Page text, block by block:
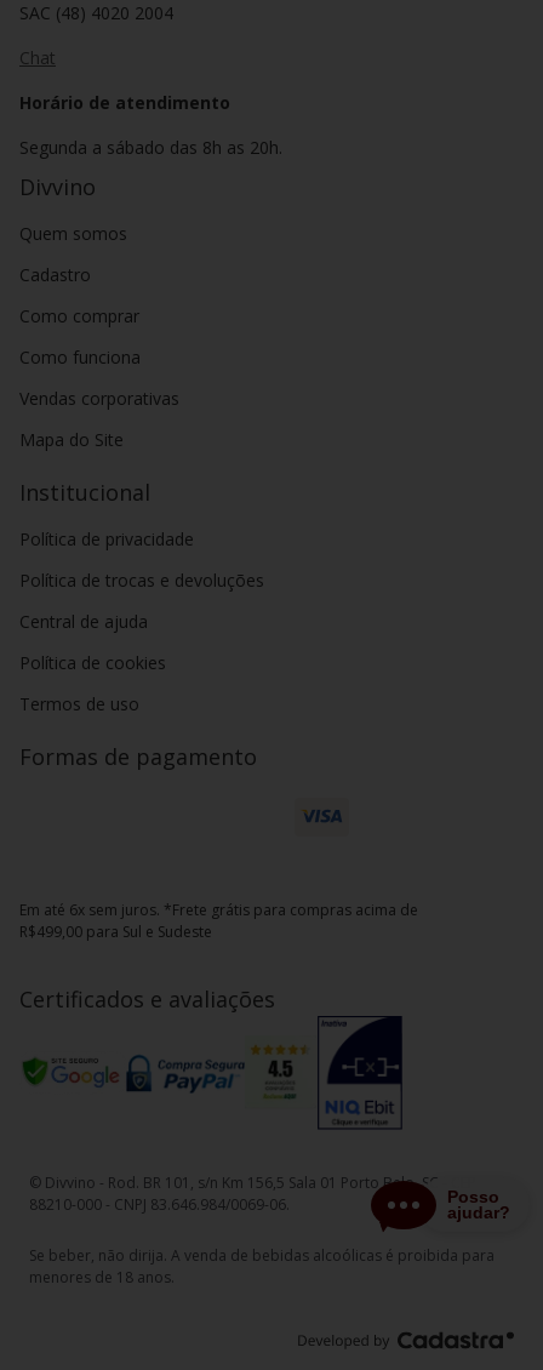
SAC (48) 4020 2004
Chat
Horário de atendimento
Segunda a sábado das 8h as 20h.
Divvino
Quem somos
Cadastro
Como comprar
Como funciona
Vendas corporativas
Mapa do Site
Institucional
Política de privacidade
Política de trocas e devoluções
Central de ajuda
Política de cookies
Termos de uso
Formas de pagamento
Em até 6x sem juros. *Frete grátis para compras acima de
R$499,00 para Sul e Sudeste
Certificados e avaliações
© Divvino - Rod. BR 101, s/n Km 156,5 Sala 01 Porto Belo, SC - CEP
88210-000 - CNPJ 83.646.984/0069-06.
Se beber, não dirija. A venda de bebidas alcoólicas é proibida para
menores de 18 anos.